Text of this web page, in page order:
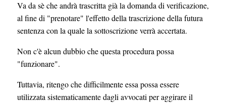
Va da sè che andrà trascritta già la domanda di verificazione,
al fine di "prenotare" l'effetto della trascrizione della futura
sentenza con la quale la sottoscrizione verrà accertata.
Non c'è alcun dubbio che questa procedura possa
"funzionare".
Tuttavia, ritengo che difficilmente essa possa essere
utilizzata sistematicamente dagli avvocati per aggirare il